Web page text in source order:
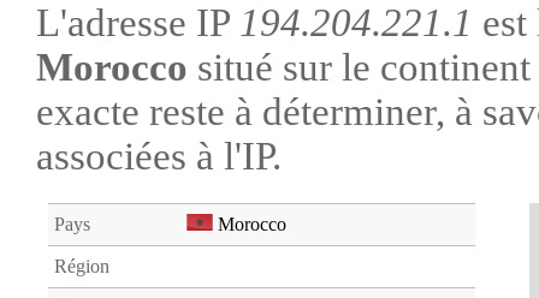
L'adresse IP 194.204.221.1
Morocco situé sur le
exacte reste à déterminer, à
associées à l'IP.
Pays Morocco
Région